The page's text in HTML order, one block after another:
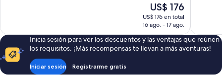
El
precio
actual
de
US$ 176
US$ 176
US$ 176 en total
16 ago. - 17 ago.
Inicia sesión para ver los descuentos y las ventajas que reúnen
los requisitos. ¡Más recompensas te llevan a más aventuras!
Iniciar sesión Registrarme gratis